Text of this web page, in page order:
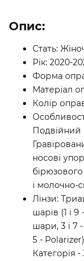
Опис:
Стать:
Рік: 2020-
Форма
Матеріал
Колір
Подвійний
носові
і молочно-
Лінзи:
шарів (1 і 9
шари, 3 і 7
5 -
Категорія